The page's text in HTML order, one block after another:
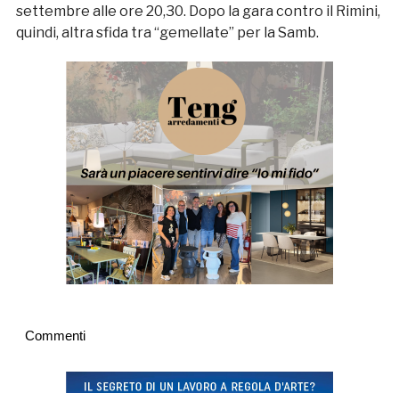
settembre alle ore 20,30. Dopo la gara contro il Rimini,
quindi, altra sfida tra “gemellate” per la Samb.
Commenti